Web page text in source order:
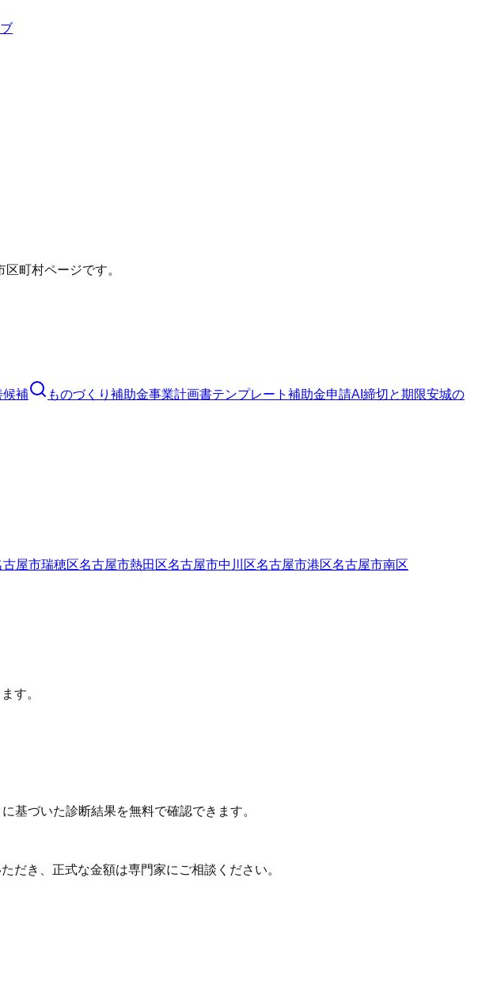
町村ページです。
候補 ものづくり補助金事業計画書テンプレート 補助金申請AI 締切と期限安城の
古屋市瑞穂区名古屋市熱田区名古屋市中川区名古屋市港区名古屋市南区
す。
基づいた診断結果を無料で確認できます。
だき、正式な金額は専門家にご相談ください。